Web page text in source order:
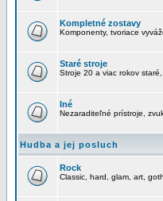
Kompletné zostavy
Komponenty, tvoriace
Staré stroje
Stroje 20 a viac rokov
Iné
Nezaraditeľné prístroje,
Hudba a jej posluch
Rock
Classic, hard, glam, art,